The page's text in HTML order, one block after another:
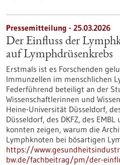
Pressemitteilung - 25.03.2026
Der Einfluss der
auf Lymphdrüsenkrebs
Erstmals ist es Forschenden
Immunzellen im menschlichen
Federführend beteiligt an der
Wissenschaftlerinnen und
Heine-Universität Düsseldorf,
Düsseldorf, des DKFZ, des
konnten zeigen, warum die
Lymphknoten bei bösartigen
https://
bw.de/fachbeitrag/pm/der-